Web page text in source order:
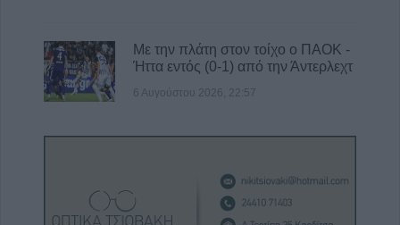
Με την πλάτη στον τοίχο ο ΠΑΟΚ -
Ήττα εντός (0-1) από την Άντερλεχτ
6 Αυγούστου 2026, 22:57